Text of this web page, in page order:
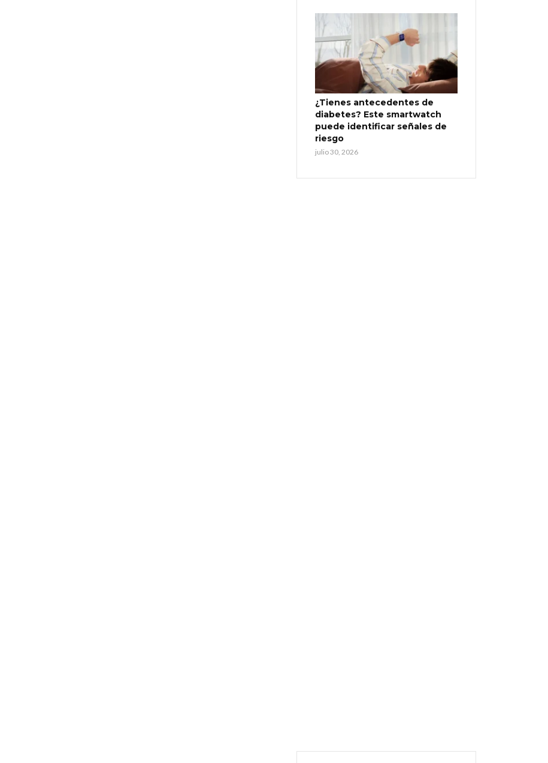
¿Tienes antecedentes de
diabetes? Este smartwatch
puede identificar señales de
riesgo
julio 30, 2026